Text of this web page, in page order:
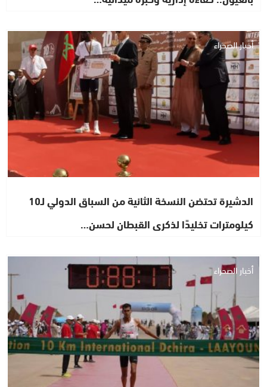
أخبار الصحراء
الدشيرة تحتضن النسخة الثانية من السباق الدولي لـ10
كيلومترات تخليدًا لذكرى القبطان لحسن…
أخبار الصحراء